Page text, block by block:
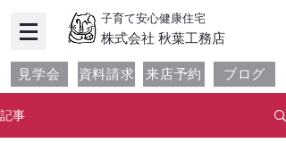
子育て安心健康住宅
​株式会社 秋葉工務店
見学会 資料請求 来店予約 ブログ
記事